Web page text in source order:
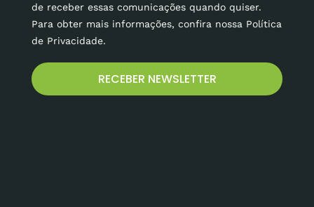
de receber essas comunicações quando quiser.
Para obter mais informações, confira nossa Política
de Privacidade.
RECEBER NEWSLETTER